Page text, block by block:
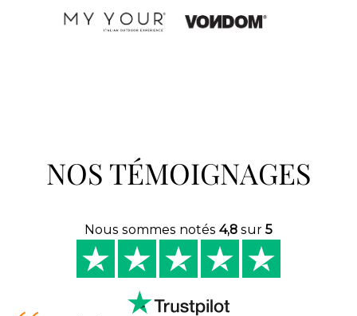
NOS TÉMOIGNAGES
Nous sommes notés 4,8 sur 5